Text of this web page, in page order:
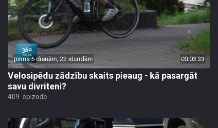
pirms 6 dienām, 22 stundām 00:03:33
Velosipēdu zādzību skaits pieaug - kā pasargāt
savu divriteni?
409. epizode